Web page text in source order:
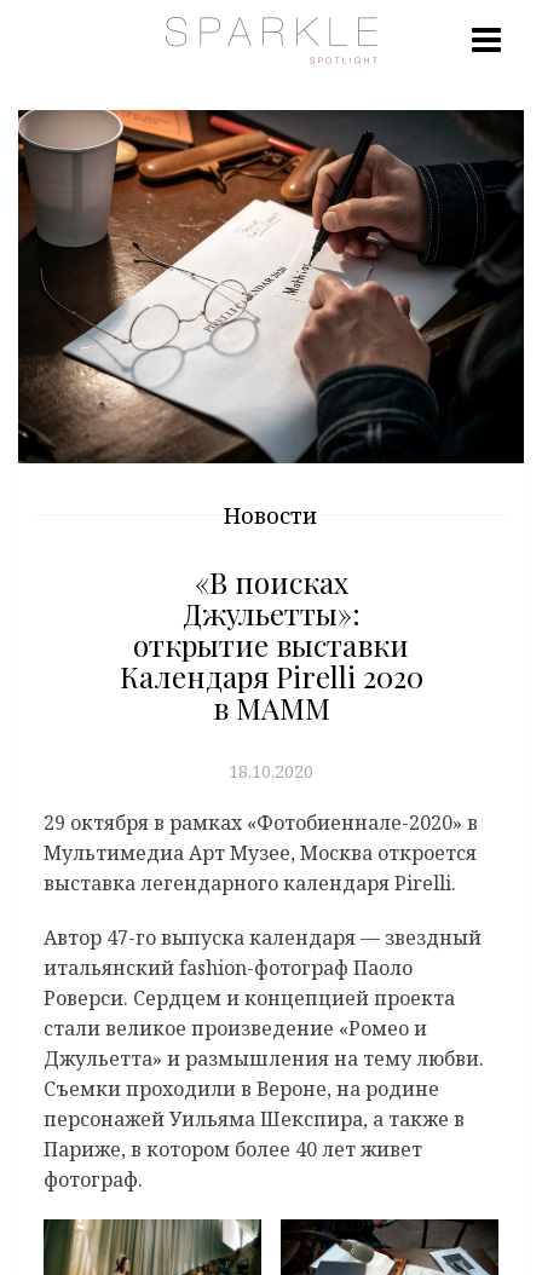
Новости
«В поисках
Джульетты»:
открытие выставки
Календаря Pirelli 2020
в МАММ
18.10.2020
29 октября в рамках «Фотобиеннале-2020» в
Мультимедиа Арт Музее, Москва откроется
выставка легендарного календаря Pirelli.
Автор 47-го выпуска календаря — звездный
итальянский fashion-фотограф Паоло
Роверси. Сердцем и концепцией проекта
стали великое произведение «Ромео и
Джульетта» и размышления на тему любви.
Съемки проходили в Вероне, на родине
персонажей Уильяма Шекспира, а также в
Париже, в котором более 40 лет живет
фотограф.